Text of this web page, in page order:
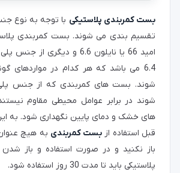
بست کمربندی پلاستیکی با توجه به نوع
تقسیم بندی می شوند. بست کمربندی
6.4 می باشد که هر کدام در مواردهای
شوند. بست های کمربندی که از جنس
شوند در برابر عوامل محیطی مقاوم
های خشک و دمای پایین نگهداری شود. به
قبل استفاده از بست کمربندی به هیچ
باز نکنید و در صورت استفاده و باز
پلاستیکی باید تا مدت 30 روز استفاده شود.